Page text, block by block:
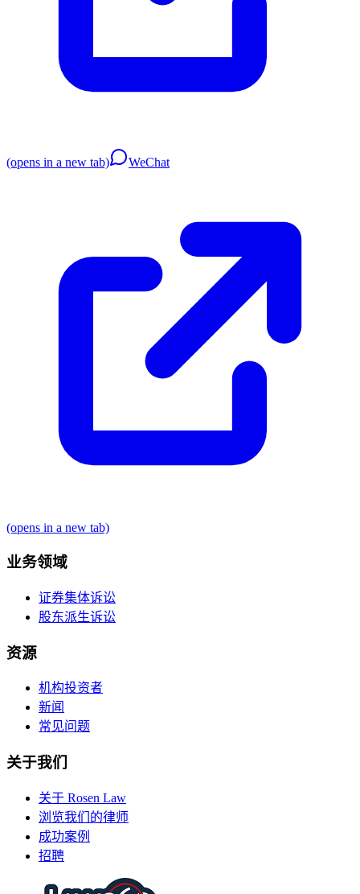
(opens in a new tab) WeChat
(opens in a new tab)
业务领域
证券集体诉讼
股东派生诉讼
资源
机构投资者
新闻
常见问题
关于我们
关于 Rosen Law
浏览我们的律师
成功案例
招聘